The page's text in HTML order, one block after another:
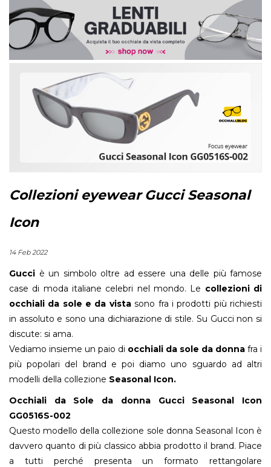
Collezioni eyewear Gucci Seasonal
Icon
14 Feb 2022
Gucci è un simbolo oltre ad essere una delle più famose
case di moda italiane celebri nel mondo. Le collezioni di
occhiali da sole e da vistasono fra i prodotti più richiesti
in assoluto e sono una dichiarazione di stile. Su Gucci non si
discute: si ama.
Vediamo insieme un paio di occhiali da sole da donna fra i
più popolari del brand e poi diamo uno sguardo ad altri
modelli della collezione Seasonal Icon.
Occhiali da Sole da donna Gucci Seasonal Icon
GG0516S-002
Questo modello della collezione sole donna Seasonal Icon è
davvero quanto di più classico abbia prodotto il brand. Piace
a tutti perché presenta un formato rettangolare